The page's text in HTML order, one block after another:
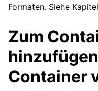
Formaten. Siehe
Zum
Container